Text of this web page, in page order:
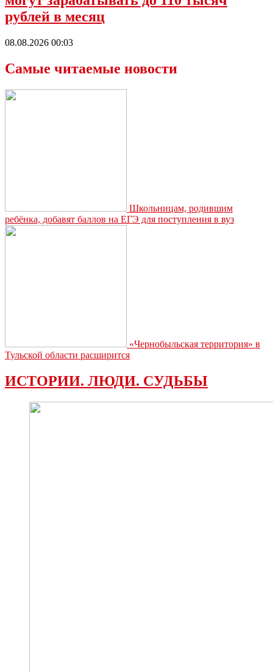
рублей в месяц
08.08.2026 00:03
Самые читаемые новости
Школьницам, родившим
ребёнка, добавят баллов на ЕГЭ для поступления в вуз
«Чернобыльская территория» в
Тульской области расширится
ИСТОРИИ. ЛЮДИ. СУДЬБЫ